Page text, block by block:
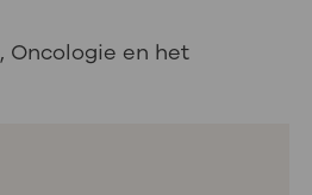
Oncologie en het